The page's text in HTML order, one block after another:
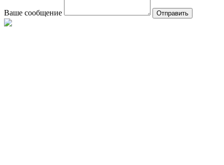
Ваше сообщение Отправить